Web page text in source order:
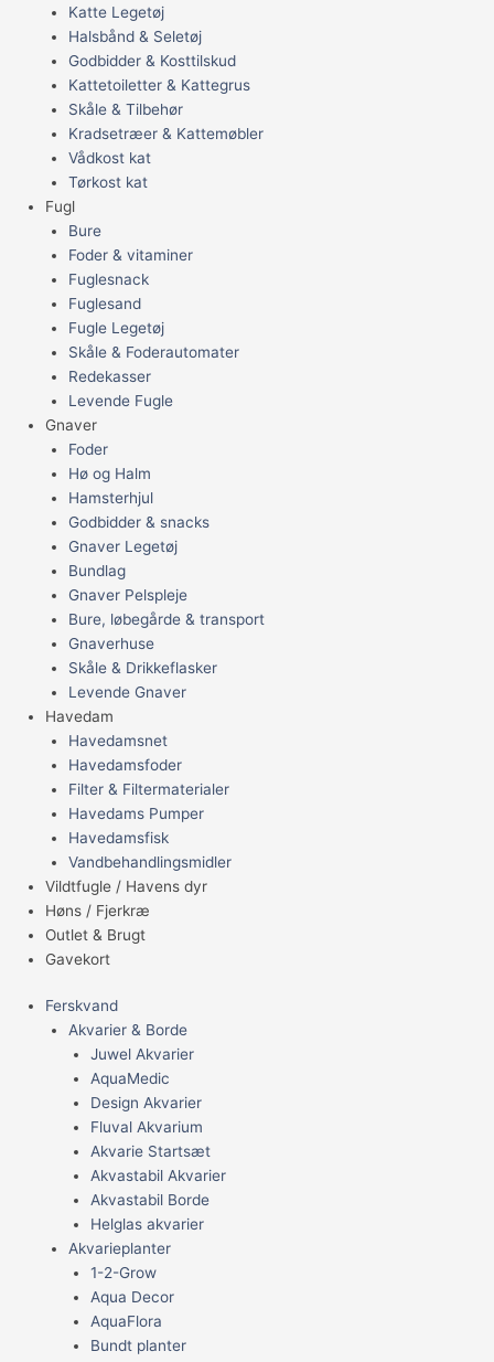
Katte Legetøj
Halsbånd & Seletøj
Godbidder & Kosttilskud
Kattetoiletter & Kattegrus
Skåle & Tilbehør
Kradsetræer & Kattemøbler
Vådkost kat
Tørkost kat
Fugl
Bure
Foder & vitaminer
Fuglesnack
Fuglesand
Fugle Legetøj
Skåle & Foderautomater
Redekasser
Levende Fugle
Gnaver
Foder
Hø og Halm
Hamsterhjul
Godbidder & snacks
Gnaver Legetøj
Bundlag
Gnaver Pelspleje
Bure, løbegårde & transport
Gnaverhuse
Skåle & Drikkeflasker
Levende Gnaver
Havedam
Havedamsnet
Havedamsfoder
Filter & Filtermaterialer
Havedams Pumper
Havedamsfisk
Vandbehandlingsmidler
Vildtfugle / Havens dyr
Høns / Fjerkræ
Outlet & Brugt
Gavekort
Ferskvand
Akvarier & Borde
Juwel Akvarier
AquaMedic
Design Akvarier
Fluval Akvarium
Akvarie Startsæt
Akvastabil Akvarier
Akvastabil Borde
Helglas akvarier
Akvarieplanter
1-2-Grow
Aqua Decor
AquaFlora
Bundt planter